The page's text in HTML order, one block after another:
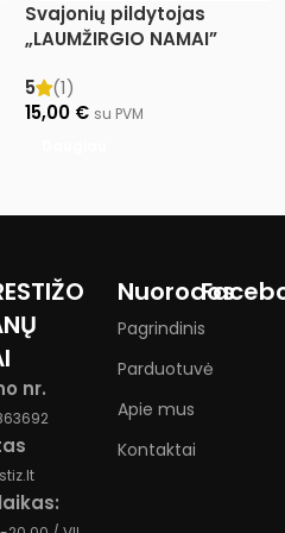
Svajonių pildytojas
„LAUMŽIRGIO NAMAI”
5
(1)
15,00 € su PVM
nr.
Nuorodos
Pagrindinis
Parduotuvė
Apie mus
Kontaktai